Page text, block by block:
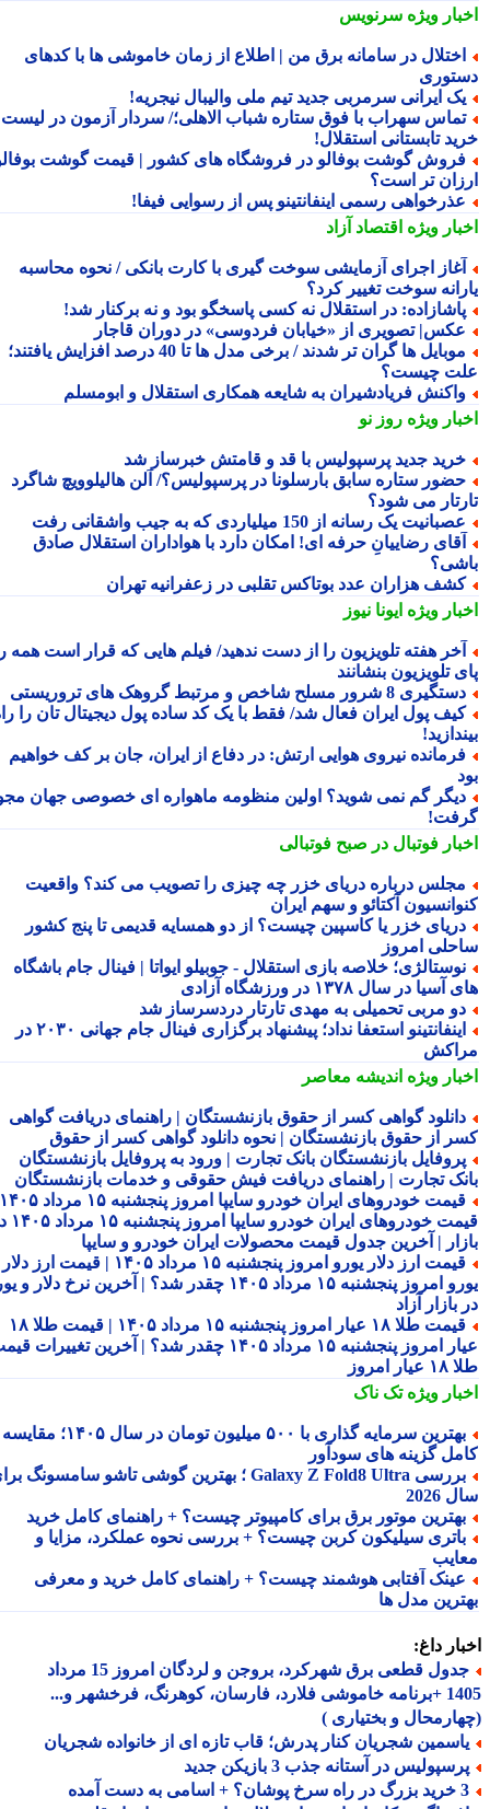
ویژهسرنویس
در سامانه برق من | اطلاع از زمان خاموشی ها با کدهای
ایرانی سرمربی جدید تیم ملی والیبال نیجریه!
سهراب با فوق ستاره شباب الاهلی؛/ سردار آزمون در لیست
تابستانی استقلال!
گوشت بوفالو در فروشگاه های کشور | قیمت گوشت بوفالو
تر است؟
رسمی اینفانتینو پس از رسوایی فیفا!
ویژهاقتصاد آزاد
اجرای آزمایشی سوخت گیری با کارت بانکی / نحوه محاسبه
سوخت تغییر کرد؟
در استقلال نه کسی پاسخگو بود و نه برکنار شد!
تصویری از «خیابان فردوسی» در دوران قاجار
موبایل ها گران تر شدند / برخی مدل ها تا 40 درصد افزایش یافتند؛
چیست؟
فریادشیران به شایعه همکاری استقلال و ابومسلم
ویژهروز نو
جدید پرسپولیس با قد و قامتش خبرساز شد
ستاره سابق بارسلونا در پرسپولیس؟/ آلن هالیلوویچ شاگرد
می شود؟
یک رسانه از 150 میلیاردی که به جیب واشقانی رفت
رضاییانِ حرفه ای! امکان دارد با هواداران استقلال صادق
هزاران عدد بوتاکس تقلبی در زعفرانیه تهران
ویژهایونا نیوز
هفته تلویزیون را از دست ندهید/ فیلم هایی که قرار است همه را
تلویزیون بنشانند
8 شرور مسلح شاخص و مرتبط گروهک های تروریستی
پول ایران فعال شد/ فقط با یک کد ساده پول دیجیتال تان را راه
نیروی هوایی ارتش: در دفاع از ایران، جان بر کف خواهیم
گم نمی شوید؟ اولین منظومه ماهواره ای خصوصی جهان مجوز
فوتبال در صبح فوتبالی
درباره دریای خزر چه چیزی را تصویب می کند؟ واقعیت
آکتائو و سهم ایران
خزر یا کاسپین چیست؟ از دو همسایه قدیمی تا پنج کشور
امروز
خلاصه بازی استقلال - جوبیلو ایواتا | فینال جام باشگاه
در سال ۱۳۷۸ در ورزشگاه آزادی
مربی تحمیلی به مهدی تارتار دردسرساز شد
اینفانتینو استعفا نداد؛ پیشنهاد برگزاری فینال جام جهانی ۲۰۳۰ در
ویژهاندیشه معاصر
گواهی کسر از حقوق بازنشستگان | راهنمای دریافت گواهی
از حقوق بازنشستگان | نحوه دانلود گواهی کسر از حقوق
بازنشستگان بانک تجارت | ورود به پروفایل بازنشستگان
تجارت | راهنمای دریافت فیش حقوقی و خدمات بازنشستگان
قیمت خودروهای ایران خودرو سایپا امروز پنجشنبه ۱۵ مرداد ۱۴۰۵ |
قیمت خودروهای ایران خودرو سایپا امروز پنجشنبه ۱۵ مرداد ۱۴۰۵ در
| آخرین جدول قیمت محصولات ایران خودرو و سایپا
قیمت ارز دلار یورو امروز پنجشنبه ۱۵ مرداد ۱۴۰۵ | قیمت ارز دلار
یورو امروز پنجشنبه ۱۵ مرداد ۱۴۰۵ چقدر شد؟ | آخرین نرخ دلار و یورو
آزاد
قیمت طلا ۱۸ عیار امروز پنجشنبه ۱۵ مرداد ۱۴۰۵ | قیمت طلا ۱۸
عیار امروز پنجشنبه ۱۵ مرداد ۱۴۰۵ چقدر شد؟ | آخرین تغییرات قیمت
امروز
ویژهتک ناک
بهترین سرمایه گذاری با ۵۰۰ میلیون تومان در سال ۱۴۰۵؛ مقایسه
گزینه های سودآور
بررسی Galaxy Z Fold8 Ultra ؛ بهترین گوشی تاشو سامسونگ برای
2026
موتور برق برای کامپیوتر چیست؟ + راهنمای کامل خرید
سیلیکون کربن چیست؟ + بررسی نحوه عملکرد، مزایا و
آفتابی هوشمند چیست؟ + راهنمای کامل خرید و معرفی
مدل ها
داغ:
جدول قطعی برق شهرکرد، بروجن و لردگان امروز 15 مرداد
1405 +برنامه خاموشی فلارد، فارسان، کوهرنگ، فرخشهر و...
و بختیاری )
شجریان کنار پدرش؛ قاب تازه ای از خانواده شجریان
در آستانه جذب 3 بازیکن جدید